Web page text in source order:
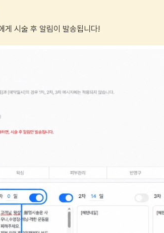
게 시술 후 알림이 발송됩니다!